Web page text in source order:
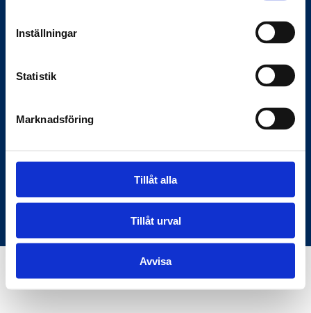
Inställningar
Statistik
Marknadsföring
Tillåt alla
Tillåt urval
Avvisa
Anslagstavlan.se
myndigheter och samhället — den digitala
Om oss
© Copyright Anslagstavlan.se